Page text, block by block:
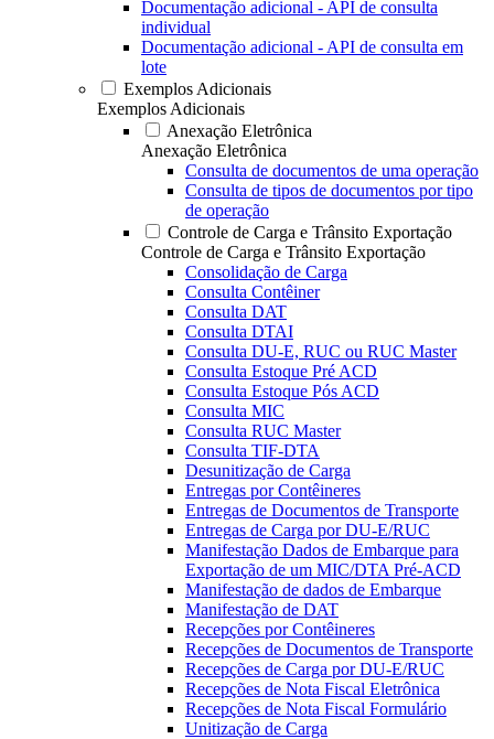
Documentação adicional - API de consulta
individual
Documentação adicional - API de consulta em
lote
Exemplos Adicionais
Exemplos Adicionais
Anexação Eletrônica
Anexação Eletrônica
Consulta de documentos de uma operação
Consulta de tipos de documentos por tipo
de operação
Controle de Carga e Trânsito Exportação
Controle de Carga e Trânsito Exportação
Consolidação de Carga
Consulta Contêiner
Consulta DAT
Consulta DTAI
Consulta DU-E, RUC ou RUC Master
Consulta Estoque Pré ACD
Consulta Estoque Pós ACD
Consulta MIC
Consulta RUC Master
Consulta TIF-DTA
Desunitização de Carga
Entregas por Contêineres
Entregas de Documentos de Transporte
Entregas de Carga por DU-E/RUC
Manifestação Dados de Embarque para
Exportação de um MIC/DTA Pré-ACD
Manifestação de dados de Embarque
Manifestação de DAT
Recepções por Contêineres
Recepções de Documentos de Transporte
Recepções de Carga por DU-E/RUC
Recepções de Nota Fiscal Eletrônica
Recepções de Nota Fiscal Formulário
Unitização de Carga